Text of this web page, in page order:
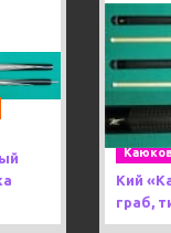
Next
Под
Тубус
Кий
граб,